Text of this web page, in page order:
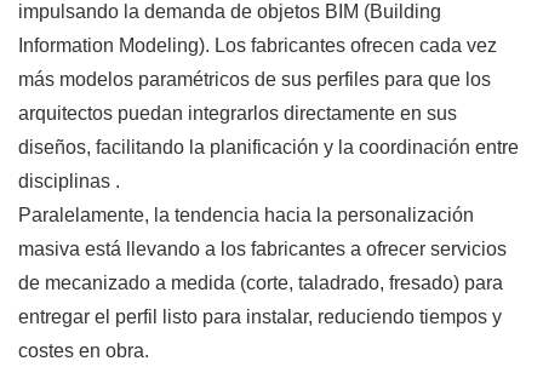
impulsando la demanda de objetos BIM (Building
Information Modeling). Los fabricantes ofrecen cada vez
más modelos paramétricos de sus perfiles para que los
arquitectos puedan integrarlos directamente en sus
diseños, facilitando la planificación y la coordinación entre
disciplinas .
Paralelamente, la tendencia hacia la personalización
masiva está llevando a los fabricantes a ofrecer servicios
de mecanizado a medida (corte, taladrado, fresado) para
entregar el perfil listo para instalar, reduciendo tiempos y
costes en obra.